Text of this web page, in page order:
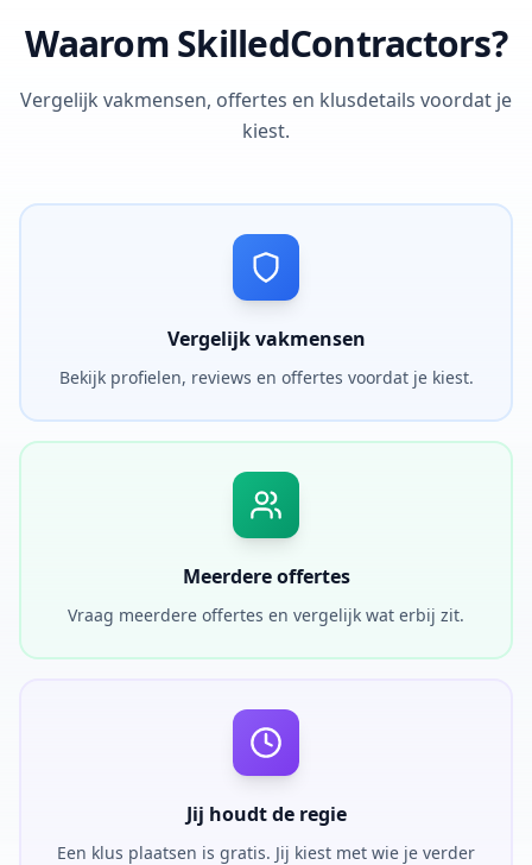
Waarom SkilledContractors?
Vergelijk vakmensen, offertes en klusdetails voordat je
kiest.
Vergelijk vakmensen
Bekijk profielen, reviews en offertes voordat je kiest.
Meerdere offertes
Vraag meerdere offertes en vergelijk wat erbij zit.
Jij houdt de regie
Een klus plaatsen is gratis. Jij kiest met wie je verder